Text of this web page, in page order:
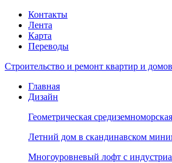
Контакты
Лента
Карта
Переводы
Строительство и ремонт квартир и
Главная
Дизайн
Геометрическая
Летний дом в скандинавском
Многоуровневый лофт с